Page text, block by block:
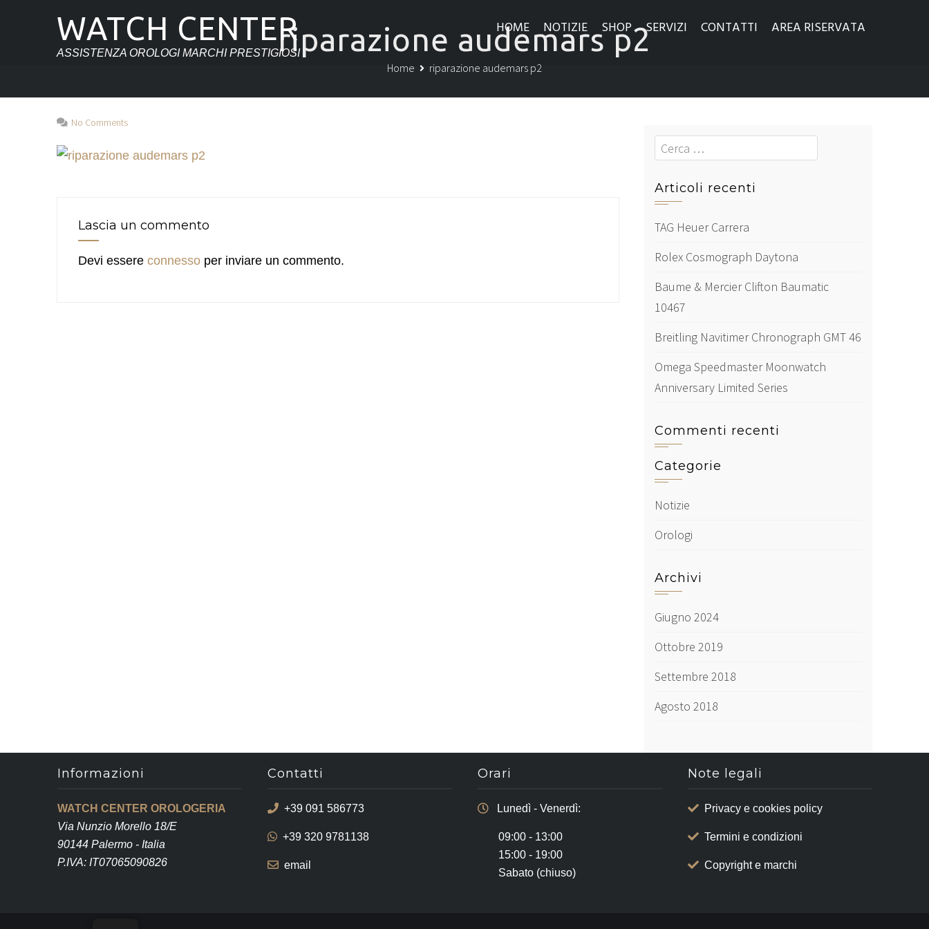
WATCH CENTER
ASSISTENZA OROLOGI MARCHI PRESTIGIOSI
HOME NOTIZIE SHOP SERVIZI CONTATTI AREA RISERVATA
riparazione audemars p2
Home riparazione audemars p2
No Comments
Lascia un commento
Devi essere connesso per inviare un commento.
Cerca
Articoli recenti
TAG Heuer Carrera
Rolex Cosmograph Daytona
Baume & Mercier Clifton Baumatic
10467
Breitling Navitimer Chronograph GMT 46
Omega Speedmaster Moonwatch
Anniversary Limited Series
Commenti recenti
Categorie
Notizie
Orologi
Archivi
Giugno 2024
Ottobre 2019
Settembre 2018
Agosto 2018
Informazioni
WATCH CENTER OROLOGERIA
Via Nunzio Morello 18/E
90144 Palermo - Italia
P.IVA: IT07065090826
Contatti
+39 091 586773
+39 320 9781138
email
Orari
Lunedì - Venerdì:
09:00 - 13:00
15:00 - 19:00
Sabato (chiuso)
Note legali
Privacy e cookies policy
Termini e condizioni
Copyright e marchi